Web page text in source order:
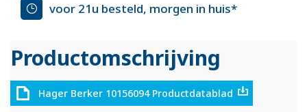
voor 21u besteld, morgen in huis*
Productomschrijving
Hager Berker 10156094 Productdatablad